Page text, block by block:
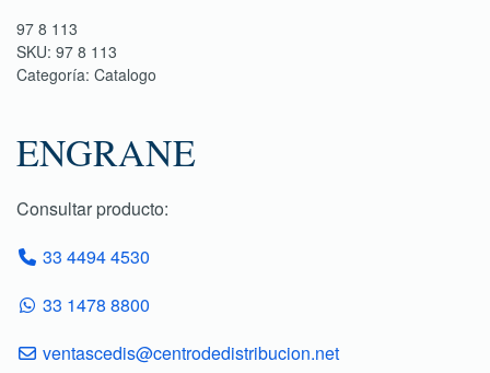
97 8 113
SKU: 97 8 113
Categoría: Catalogo
ENGRANE
Consultar producto:
33 4494 4530
33 1478 8800
ventascedis@centrodedistribucion.net